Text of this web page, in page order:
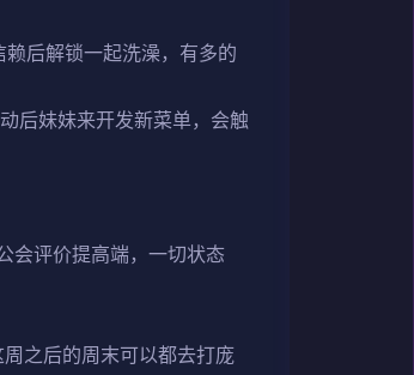
后解锁一起洗澡，有多的
后妹妹来开发新菜单，会触
评价提高端，一切状态
之后的周末可以都去打庞